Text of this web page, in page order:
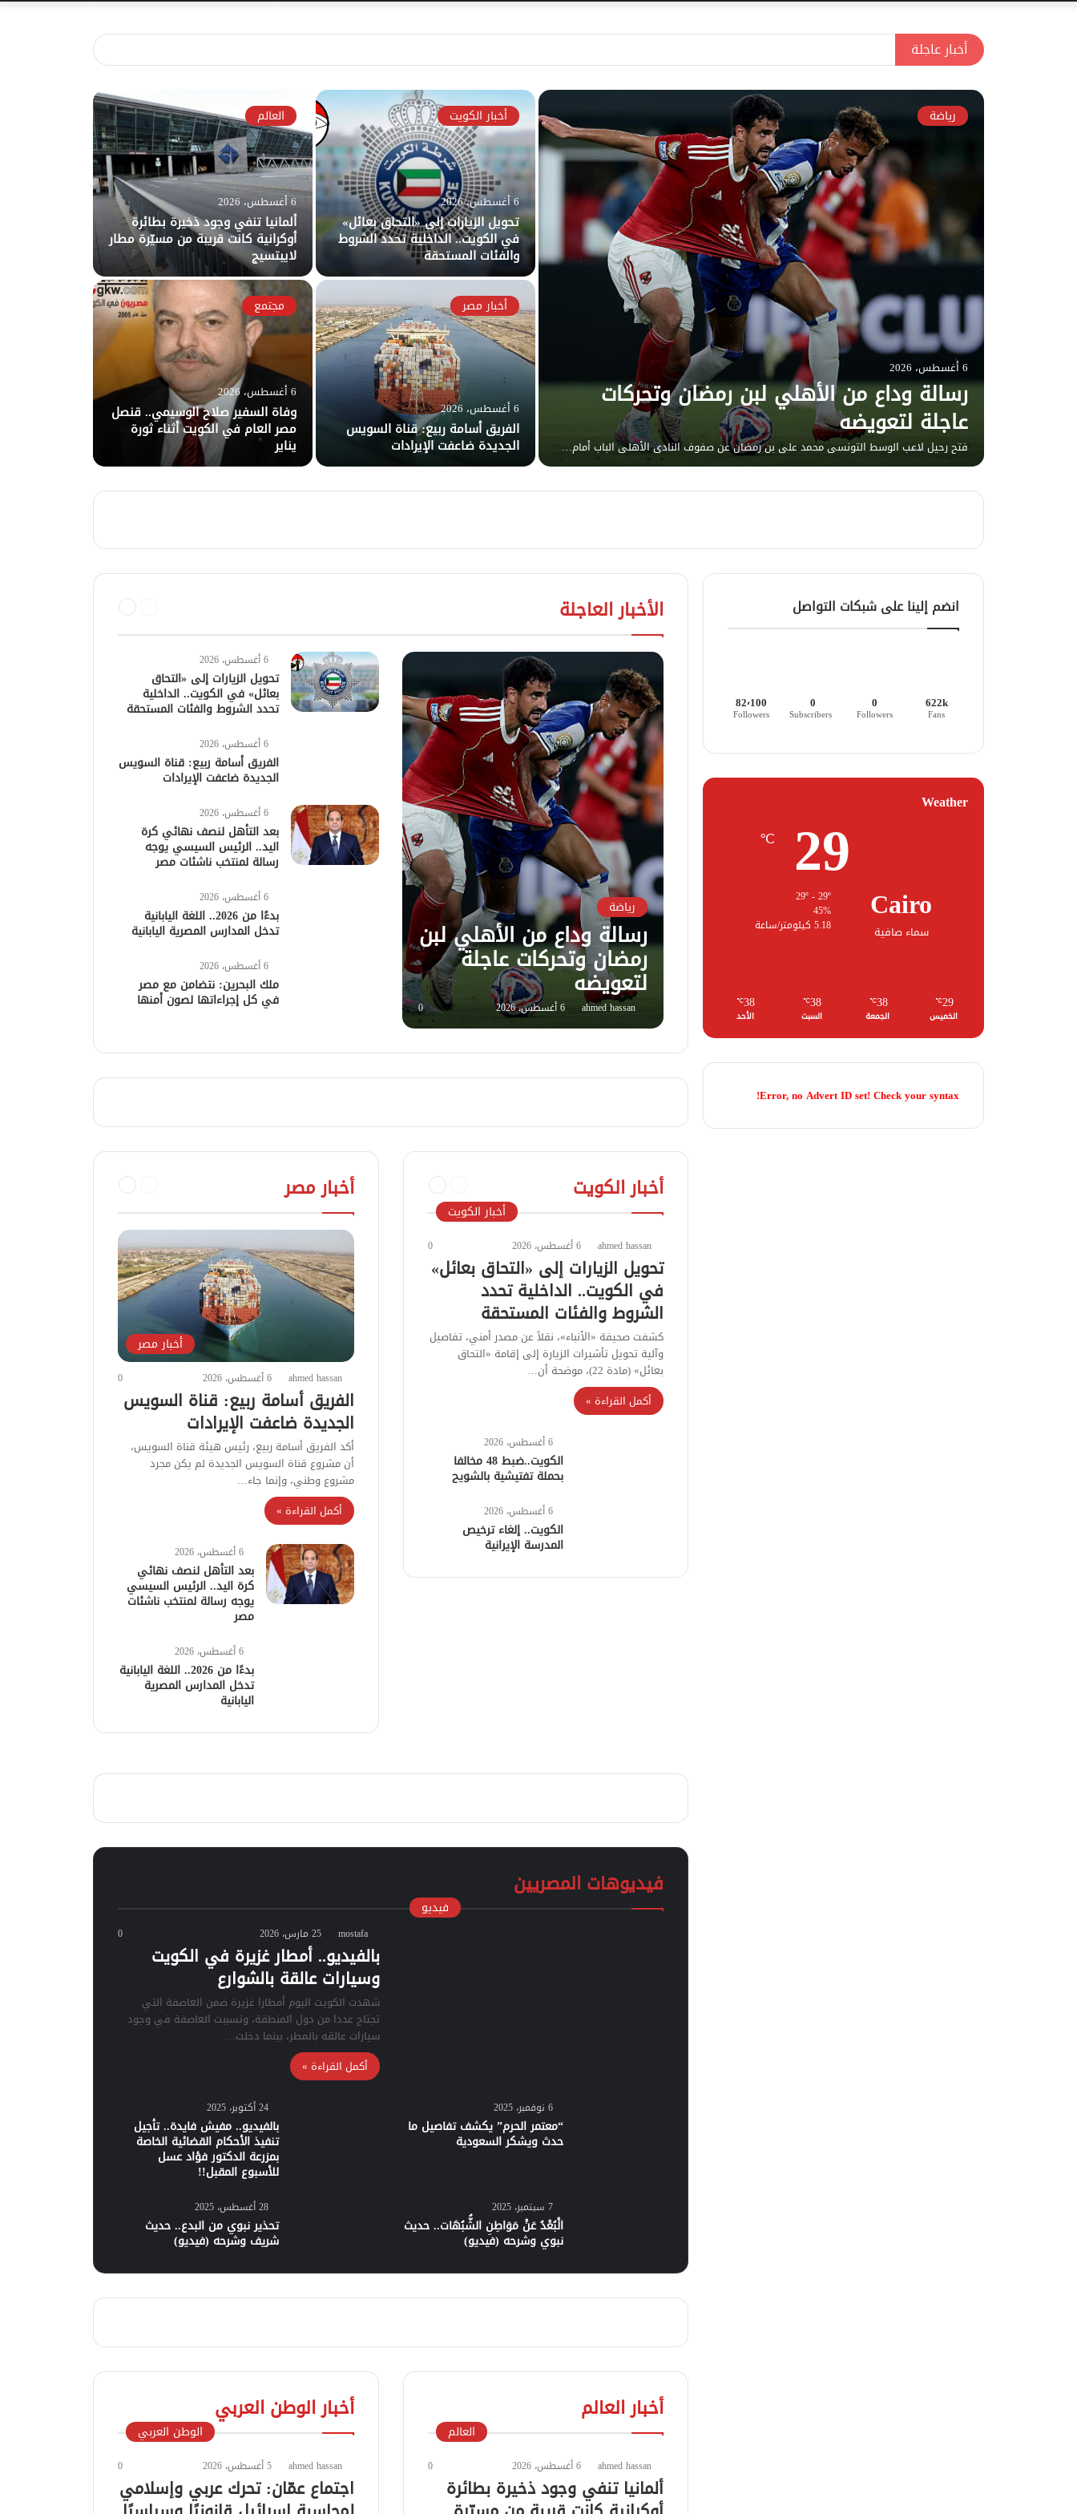
أخبار عاجلة
رياضة
6 أغسطس، 2026
رسالة وداع من الأهلي لبن رمضان وتحركات
عاجلة لتعويضه
فتح رحيل لاعب الوسط التونسي محمد علي بن رمضان عن صفوف النادي الأهلي الباب أمام…
أخبار الكويت
6 أغسطس، 2026
تحويل الزيارات إلى «التحاق بعائل»
في الكويت.. الداخلية تحدد الشروط
والفئات المستحقة
العالم
6 أغسطس، 2026
ألمانيا تنفي وجود ذخيرة بطائرة
أوكرانية كانت قريبة من مسيّرة مطار
لايبتسيج
أخبار مصر
6 أغسطس، 2026
الفريق أسامة ربيع: قناة السويس
الجديدة ضاعفت الإيرادات
مجتمع
6 أغسطس، 2026
وفاة السفير صلاح الوسيمي.. قنصل
مصر العام في الكويت أثناء ثورة
يناير
الأخبار العاجلة
رياضة
رسالة وداع من الأهلي لبن
رمضان وتحركات عاجلة
لتعويضه
ahmed hassan 6 أغسطس، 2026 0
6 أغسطس، 2026
تحويل الزيارات إلى «التحاق
بعائل» في الكويت.. الداخلية
تحدد الشروط والفئات المستحقة
6 أغسطس، 2026
الفريق أسامة ربيع: قناة السويس
الجديدة ضاعفت الإيرادات
6 أغسطس، 2026
بعد التأهل لنصف نهائي كرة
اليد.. الرئيس السيسي يوجه
رسالة لمنتخب ناشئات مصر
6 أغسطس، 2026
بدءًا من 2026.. اللغة اليابانية
تدخل المدارس المصرية اليابانية
6 أغسطس، 2026
ملك البحرين: نتضامن مع مصر
في كل إجراءاتها لصون أمنها
أخبار الكويت
أخبار الكويت
ahmed hassan 6 أغسطس، 2026 0
تحويل الزيارات إلى «التحاق بعائل»
في الكويت.. الداخلية تحدد
الشروط والفئات المستحقة
كشفت صحيفة «الأنباء»، نقلاً عن مصدر أمني، تفاصيل
وآلية تحويل تأشيرات الزيارة إلى إقامة «التحاق
بعائل» (مادة 22)، موضحة أن…
أكمل القراءة »
6 أغسطس، 2026
الكويت..ضبط 48 مخالفا
بحملة تفتيشية بالشويح
6 أغسطس، 2026
الكويت.. إلغاء ترخيص
المدرسة الإيرانية
أخبار مصر
أخبار مصر
ahmed hassan 6 أغسطس، 2026 0
الفريق أسامة ربيع: قناة السويس
الجديدة ضاعفت الإيرادات
أكد الفريق أسامة ربيع، رئيس هيئة قناة السويس،
أن مشروع قناة السويس الجديدة لم يكن مجرد
مشروع وطني، وإنما جاء…
أكمل القراءة »
6 أغسطس، 2026
بعد التأهل لنصف نهائي
كرة اليد.. الرئيس السيسي
يوجه رسالة لمنتخب ناشئات
مصر
6 أغسطس، 2026
بدءًا من 2026.. اللغة اليابانية
تدخل المدارس المصرية
اليابانية
فيديوهات المصريين
فيديو
mostafa 25 مارس، 2026 0
بالفيديو.. أمطار غزيرة في الكويت
وسيارات عالقة بالشوارع
شهدت الكويت اليوم أمطارا غزيرة ضمن العاصفة التي
تجتاح عددا من دول المنطقة، وتسببت العاصفة في وجود
سيارات عالقه بالمطر، بينما دخلت…
أكمل القراءة »
6 نوفمبر، 2025
“معتمر الحرم” يكشف تفاصيل ما
حدث ويشكر السعودية
24 أكتوبر، 2025
بالفيديو.. مفيش فايدة.. تأجيل
تنفيذ الأحكام القضائية الخاصة
بمزرعة الدكتور فؤاد عسل
للأسبوع المقبل!!
7 سبتمبر، 2025
الْبُعْدُ عَنْ مَوَاطِنِ الشُّبُهَات.. حديث
نبوي وشرحه (فيديو)
28 أغسطس، 2025
تحذير نبوي من البدع.. حديث
شريف وشرحه (فيديو)
أخبار العالم
العالم
ahmed hassan 6 أغسطس، 2026 0
ألمانيا تنفي وجود ذخيرة بطائرة
أخبار الوطن العربي
الوطن العربي
ahmed hassan 5 أغسطس، 2026 0
اجتماع عمّان: تحرك عربي وإسلامي
انضم إلينا على شبكات التواصل
622k
Fans
0
Followers
0
Subscribers
82٬100
Followers
Weather
Cairo
سماء صافية
29
℃
45%
5.18 كيلومتر/ساعة
29
℃
الخميس
38
℃
الجمعة
38
℃
السبت
38
℃
الأحد
Error, no Advert ID set! Check your syntax!